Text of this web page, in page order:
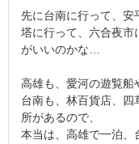
先に台南に行って、安
塔に行って、六合夜市
がいいのかな…
高雄も、愛河の遊覧船
台南も、林百貨店、四
所があるので、
本当は、高雄で一泊、